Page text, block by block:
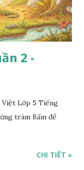
2 -
Lớp 5 Tiếng
tràm Bấm để
CHI TIẾT »